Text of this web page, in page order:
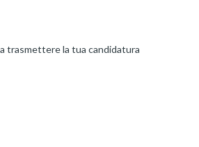
trasmettere la tua candidatura